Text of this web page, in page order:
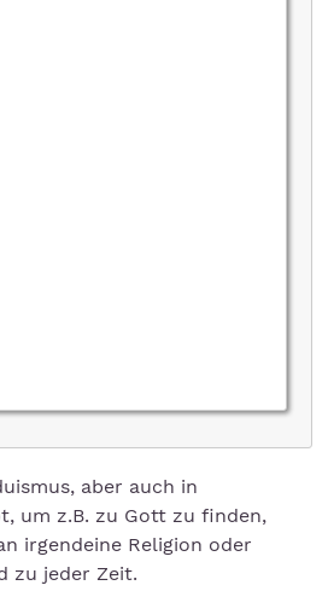
aber auch in
um z.B. zu Gott zu finden,
irgendeine Religion oder
zu jeder Zeit.